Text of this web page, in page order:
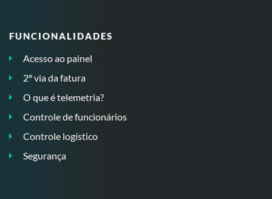
FUNCIONALIDADES
Acesso ao painel
2º via da fatura
O que é telemetria?
Controle de funcionários
Controle logístico
Segurança